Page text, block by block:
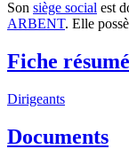
Son siège social est
ARBENT. Elle
Fiche résumé
Dirigeants
Documents